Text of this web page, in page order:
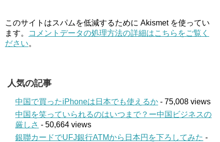
このサイトはスパムを低減するために Akismet を使ってい
ます。
コメントデータの処理方法の詳細はこちらをご覧く
ださい。
人気の記事
中国で買ったiPhoneは日本でも使えるか - 75,008 views
中国を笑っていられるのはいつまで？ー中国ビジネスの
厳しさ - 50,664 views
銀聯カードでUFJ銀行ATMから日本円を下ろしてみた -